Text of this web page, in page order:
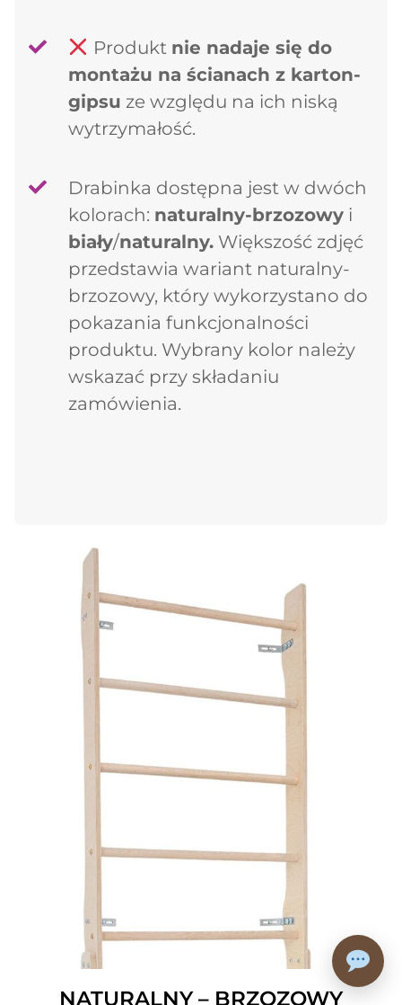
Produkt nie nadaje się do
montażu na ścianach z karton-
gipsu ze względu na ich niską
wytrzymałość.
Drabinka dostępna jest w dwóch
kolorach: naturalny-brzozowy i
biały/naturalny. Większość zdjęć
przedstawia wariant naturalny-
brzozowy, który wykorzystano do
pokazania funkcjonalności
produktu. Wybrany kolor należy
wskazać przy składaniu
zamówienia.
NATURALNY – BRZOZOWY